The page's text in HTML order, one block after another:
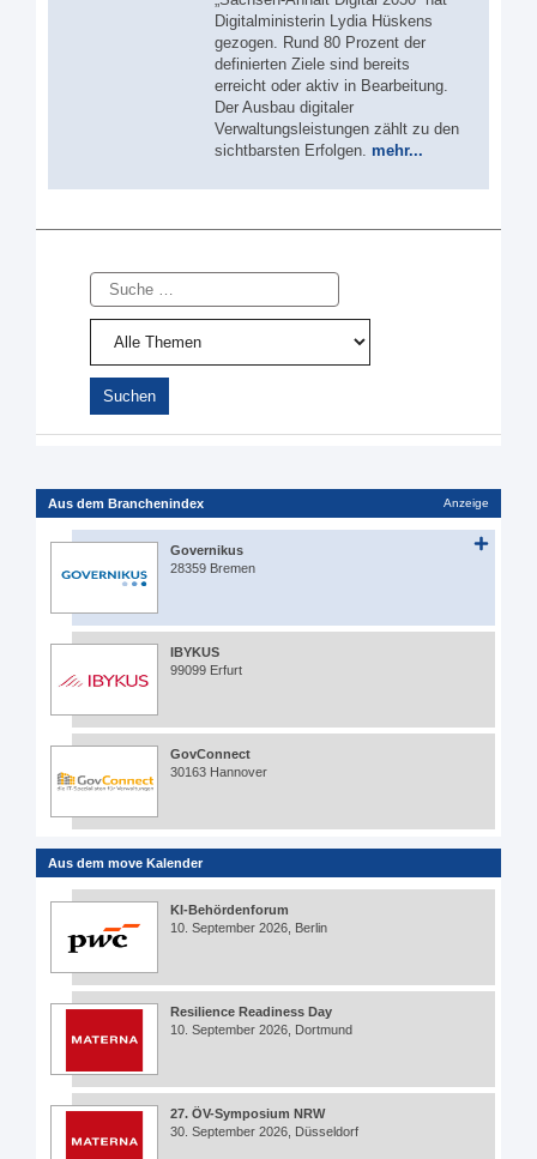
Digitalministerin Lydia Hüskens
gezogen. Rund 80 Prozent der
definierten Ziele sind bereits
erreicht oder aktiv in Bearbeitung.
Der Ausbau digitaler
Verwaltungsleistungen zählt zu den
sichtbarsten Erfolgen. mehr...
Suche
Aus dem Branchenindex Anzeige
Governikus
28359 Bremen
IBYKUS
99099 Erfurt
GovConnect
30163 Hannover
Aus dem move Kalender
KI-Behördenforum
10. September 2026, Berlin
Resilience Readiness Day
10. September 2026, Dortmund
27. ÖV-Symposium NRW
30. September 2026, Düsseldorf